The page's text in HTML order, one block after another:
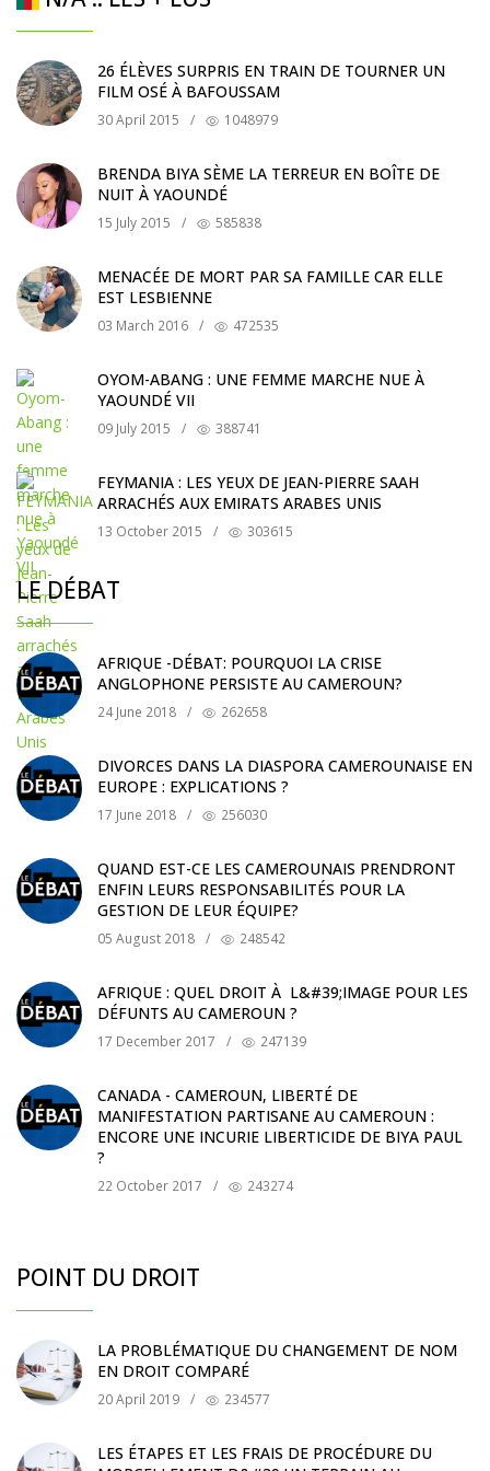
26 ÉLÈVES SURPRIS EN TRAIN DE TOURNER UN
FILM OSÉ À BAFOUSSAM
30 April 2015 / 1048979
BRENDA BIYA SÈME LA TERREUR EN BOÎTE DE
NUIT À YAOUNDÉ
15 July 2015 / 585838
MENACÉE DE MORT PAR SA FAMILLE CAR ELLE
EST LESBIENNE
03 March 2016 / 472535
OYOM-ABANG : UNE FEMME MARCHE NUE À
YAOUNDÉ VII
09 July 2015 / 388741
FEYMANIA : LES YEUX DE JEAN-PIERRE SAAH
ARRACHÉS AUX EMIRATS ARABES UNIS
13 October 2015 / 303615
LE DÉBAT
AFRIQUE -DÉBAT: POURQUOI LA CRISE
ANGLOPHONE PERSISTE AU CAMEROUN?
24 June 2018 / 262658
DIVORCES DANS LA DIASPORA CAMEROUNAISE EN
EUROPE : EXPLICATIONS ?
17 June 2018 / 256030
QUAND EST-CE LES CAMEROUNAIS PRENDRONT
ENFIN LEURS RESPONSABILITÉS POUR LA
GESTION DE LEUR ÉQUIPE?
05 August 2018 / 248542
AFRIQUE : QUEL DROIT À L&#39;IMAGE POUR LES
DÉFUNTS AU CAMEROUN ?
17 December 2017 / 247139
CANADA - CAMEROUN, LIBERTÉ DE
MANIFESTATION PARTISANE AU CAMEROUN :
ENCORE UNE INCURIE LIBERTICIDE DE BIYA PAUL
?
22 October 2017 / 243274
POINT DU DROIT
LA PROBLÉMATIQUE DU CHANGEMENT DE NOM
EN DROIT COMPARÉ
20 April 2019 / 234577
LES ÉTAPES ET LES FRAIS DE PROCÉDURE DU